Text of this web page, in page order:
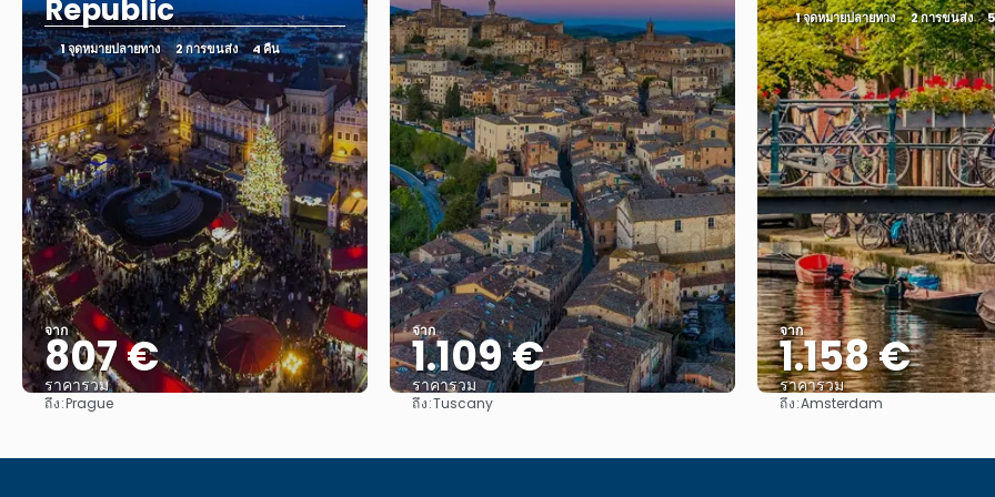
Republic
1 จุดหมายปลายทาง 2 การขนส่ง 4 คืน
จาก
807 €
ราคารวม
ถึง:Prague
จาก
1.109 €
ราคารวม
ถึง:Tuscany
1 จุดหมายปลายทาง 2 การขนส่ง
จาก
1.158 €
ราคารวม
ถึง:Amsterdam